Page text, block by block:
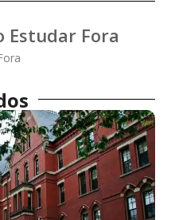
Estudar Fora